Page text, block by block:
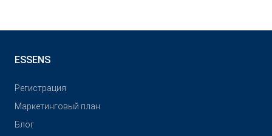
ESSENS
Pегистрация
Маркетинговый план
Блог